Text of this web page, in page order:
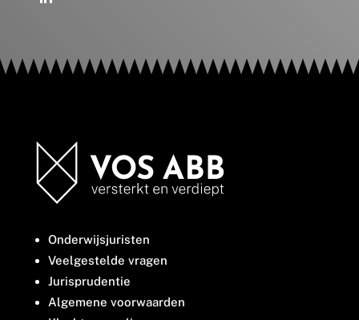
Onderwijsjuristen
Veelgestelde vragen
Jurisprudentie
Algemene voorwaarden